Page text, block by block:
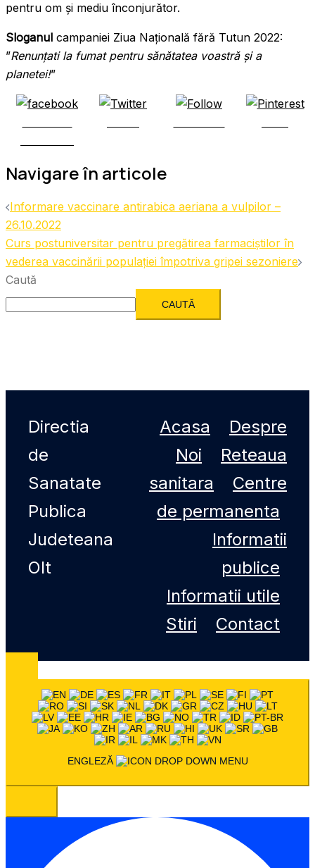
pentru om și mediu înconjurător.
Sloganul campaniei Ziua Națională fără Tutun 2022:
”Renunțati la fumat pentru sănătatea voastră și a
planetei!”
Navigare în articole
Informare vaccinare antirabica aeriana a vulpilor –
26.10.2022
Curs postuniversitar pentru pregătirea farmaciștilor în
vederea vaccinării populației împotriva gripei sezoniere
Caută
CAUTĂ
Directia
de
Sanatate
Publica
Judeteana
Olt
Acasa
Despre
Noi
Reteaua
sanitara
Centre
de permanenta
Informatii
publice
Informatii utile
Stiri
Contact
ENGLEZĂ